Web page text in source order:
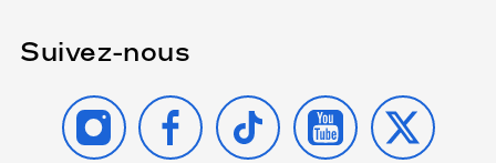
Suivez-nous
INSTAGRAMFACEBOOK
TIKTOK YOUTUBE
X